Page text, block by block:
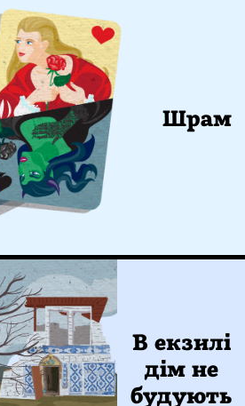
Шрам
В екзилі
дім не
будують